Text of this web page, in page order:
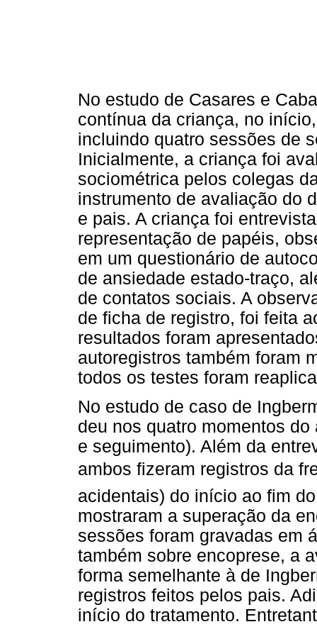
No estudo de Casares e
contínua da criança, no
incluindo quatro sessões de
Inicialmente, a criança foi
sociométrica pelos colegas
instrumento de avaliação do
e pais. A criança foi
representação de papéis,
em um questionário de
de ansiedade estado-traço,
de contatos sociais. A
de ficha de registro, foi feita
resultados foram
autoregistros também foram
todos os testes foram
No estudo de caso de
deu nos quatro momentos
e seguimento). Além da
ambos fizeram registros da
acidentais) do início ao fim
mostraram a superação da
sessões foram gravadas em
também sobre encoprese, a
forma semelhante à de
registros feitos pelos pais.
início do tratamento.